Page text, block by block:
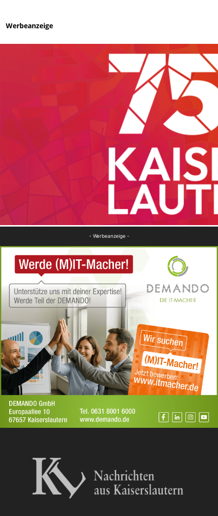
Werbeanzeige
- Werbeanzeige -